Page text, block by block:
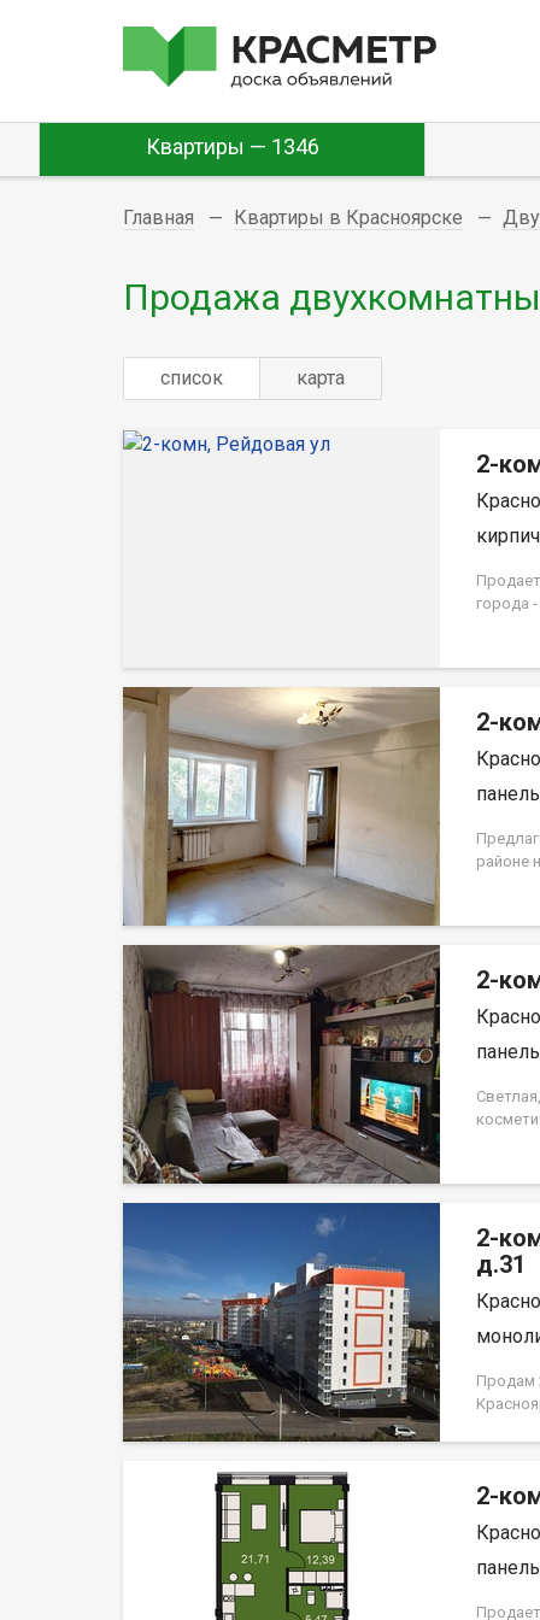
Квартиры — 1346
Главная Квартиры в Красноярске
Продажа
список карта
2-
города
2-
районе
окна
Для
2-
дворец
2-
д.31
Продам
2-